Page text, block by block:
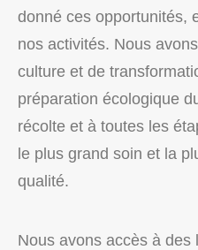
donné ces opportunités,
nos activités. Nous
culture et de
préparation écologique
récolte et à toutes les
le plus grand soin et la
qualité.
Nous avons accès à